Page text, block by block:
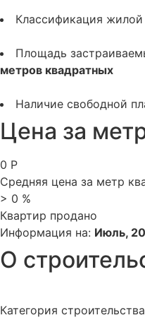
Классификация жилой
Площадь
метров квадратных
Наличие свободной
Цена за
0 Р
Средняя цена за метр
> 0 %
Квартир продано
Информация на: Июль,
О
Категория